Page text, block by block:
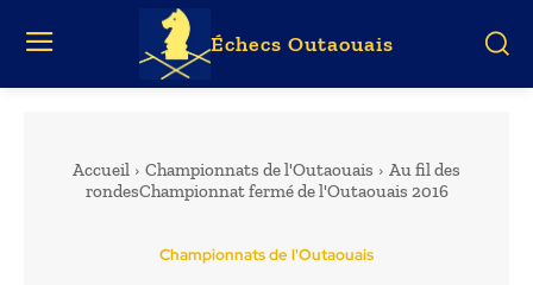
Échecs Outaouais
Accueil Championnats de l'Outaouais
Au fil des
rondesChampionnat fermé de l'Outaouais 2016
Championnats de l'Outaouais